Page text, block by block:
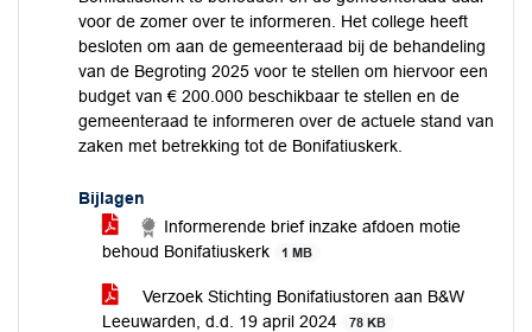
voor de zomer over te informeren. Het college heeft
besloten om aan de gemeenteraad bij de behandeling
van de Begroting 2025 voor te stellen om hiervoor een
budget van € 200.000 beschikbaar te stellen en de
gemeenteraad te informeren over de actuele stand van
zaken met betrekking tot de Bonifatiuskerk.
Bijlagen
Informerende brief inzake afdoen motie
behoud Bonifatiuskerk
1 MB
Verzoek Stichting Bonifatiustoren aan B&W
Leeuwarden, d.d. 19 april 2024
78 KB